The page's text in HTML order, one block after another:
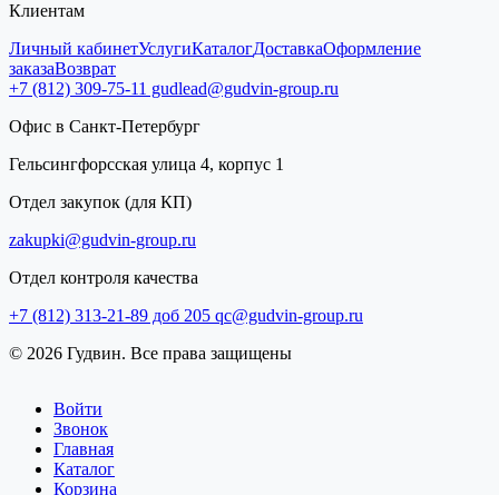
Клиентам
Личный кабинетУслугиКаталогДоставкаОформление
заказаВозврат
+7 (812) 309-75-11 gudlead@gudvin-group.ru
Офис в Санкт-Петербург
Гельсингфорсская улица 4, корпус 1
Отдел закупок (для КП)
zakupki@gudvin-group.ru
Отдел контроля качества
+7 (812) 313-21-89 доб 205 qc@gudvin-group.ru
© 2026 Гудвин. Все права защищены
Войти
Звонок
Главная
Каталог
Корзина